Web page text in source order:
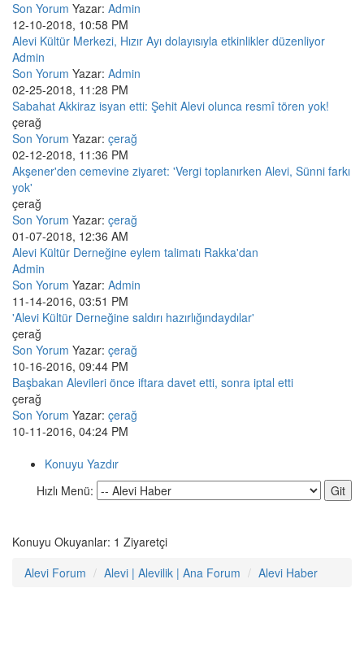
Son Yorum Yazar: Admin
12-10-2018, 10:58 PM
Alevi Kültür Merkezi, Hızır Ayı dolayısıyla etkinlikler düzenliyor
Admin
Son Yorum Yazar: Admin
02-25-2018, 11:28 PM
Sabahat Akkiraz isyan etti: Şehit Alevi olunca resmî tören yok!
çerağ
Son Yorum Yazar: çerağ
02-12-2018, 11:36 PM
Akşener'den cemevine ziyaret: 'Vergi toplanırken Alevi, Sünni farkı
yok'
çerağ
Son Yorum Yazar: çerağ
01-07-2018, 12:36 AM
Alevi Kültür Derneğine eylem talimatı Rakka'dan
Admin
Son Yorum Yazar: Admin
11-14-2016, 03:51 PM
'Alevi Kültür Derneğine saldırı hazırlığındaydılar'
çerağ
Son Yorum Yazar: çerağ
10-16-2016, 09:44 PM
Başbakan Alevileri önce iftara davet etti, sonra iptal etti
çerağ
Son Yorum Yazar: çerağ
10-11-2016, 04:24 PM
Konuyu Yazdır
Hızlı Menü:
Konuyu Okuyanlar: 1 Ziyaretçi
Alevi Forum
Alevi | Alevilik | Ana Forum Alevi Haber